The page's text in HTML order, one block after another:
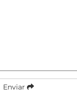
Enviar